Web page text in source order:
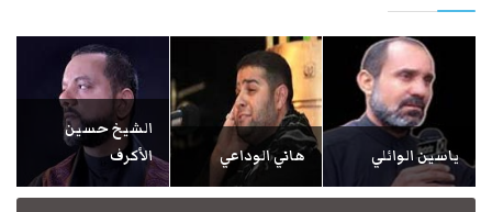
ياسين الوائلي هاني الوداعي
الشيخ حسين
الأكرف